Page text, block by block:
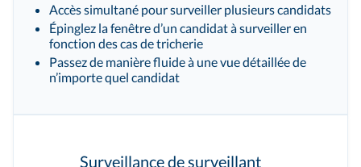
Accès simultané pour surveiller plusieurs candidats
Épinglez la fenêtre d’un candidat à surveiller en
fonction des cas de tricherie
Passez de manière fluide à une vue détaillée de
n’importe quel candidat
Surveillance de surveillant